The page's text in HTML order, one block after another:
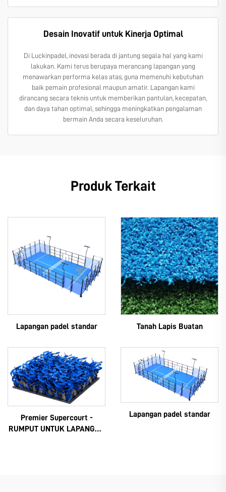
Desain Inovatif untuk Kinerja Optimal
Di Luckinpadel, inovasi berada di jantung segala hal yang kami
lakukan. Kami terus berupaya merancang lapangan yang
menawarkan performa kelas atas, guna memenuhi kebutuhan
baik pemain profesional maupun amatir. Lapangan kami
dirancang secara teknis untuk memberikan pantulan, kecepatan,
dan daya tahan optimal, sehingga meningkatkan pengalaman
bermain Anda secara keseluruhan.
Produk Terkait
Lapangan padel standar Tanah Lapis Buatan
Premier Supercourt -
RUMPUT UNTUK LAPANGAN
Lapangan padel standar